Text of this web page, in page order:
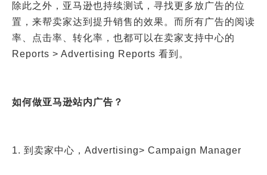
除此之外，亚马逊也持续测试，寻找更多放广告的位
置，来帮卖家达到提升销售的效果。而所有广告的阅读
率、点击率、转化率，也都可以在卖家支持中心的
Reports > Advertising Reports 看到。
如何做亚马逊站内广告？
1. 到卖家中心，Advertising> Campaign Manager